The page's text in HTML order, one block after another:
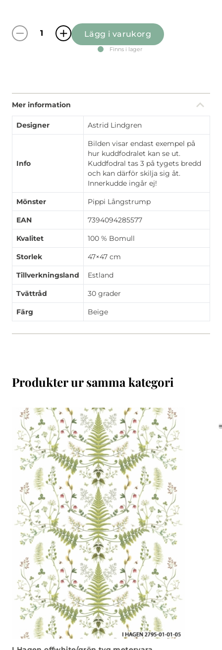
Villa Villekulla beige kuddfodral mängd
Lägg i varukorg
Finns i lager
Mer information
Designer Astrid Lindgren
Info
Bilden visar endast exempel på
hur kuddfodralet kan se ut.
Kuddfodral tas 3 på tygets bredd
och kan därför skilja sig åt.
Innerkudde ingår ej!
Mönster Pippi Långstrump
EAN 7394094285577
Kvalitet 100 % Bomull
Storlek 47×47 cm
Tillverkningsland Estland
Tvättråd 30 grader
Färg Beige
Produkter ur samma kategori